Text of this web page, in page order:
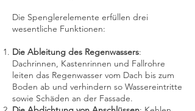
Die Spenglerelemente erfüllen drei
wesentliche Funktionen:
Die Ableitung des Regenwassers:
Dachrinnen, Kastenrinnen und Fallrohre
leiten das Regenwasser vom Dach bis zum
Boden ab und verhindern so Wassereintritte
sowie Schäden an der Fassade.